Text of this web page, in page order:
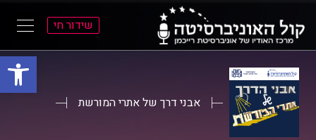
פתח
התפריט
הראשי
התוכן
הראשי
שידור חי
אבני דרך של אתרי המורשת